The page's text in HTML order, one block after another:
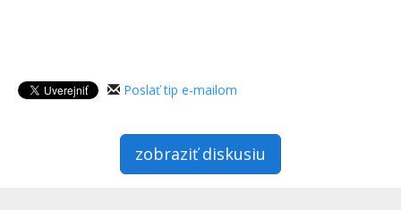
Poslať tip e-mailom
zobraziť diskusiu